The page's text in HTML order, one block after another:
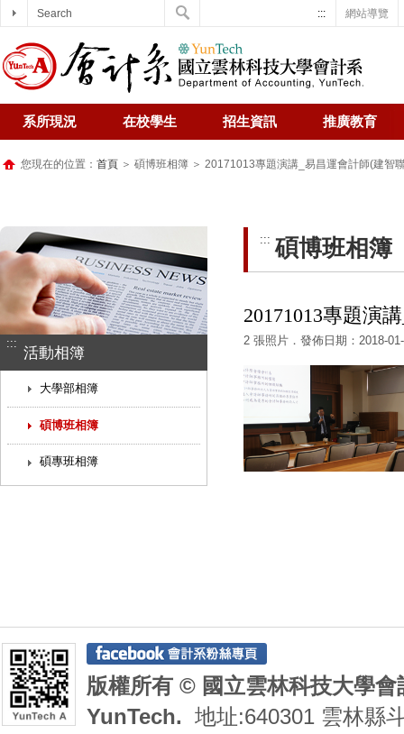
網站導覽
:::
系所現況 在校學生 招生資訊 推廣教育
您現在的位置： 首頁 ＞ 碩博班相簿 ＞ 20171013專題演講_易昌運會計師(建智
:::
活動相簿
大學部相簿
碩博班相簿
碩專班相簿
::: 碩博班相簿
20171013專題演
2 張照片．發佈日期：2018-
版權所有 © 國立雲林科技大學
YunTech. 地址:640301 雲林縣
Search